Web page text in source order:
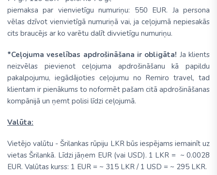
piemaksa par vienvietīgu numuriņu: 550 EUR. Ja persona
vēlas dzīvot vienvietīgā numuriņā vai, ja ceļojumā nepiesakās
cits braucējs ar ko varētu dalīt divvietīgu numuriņu.
*Ceļojuma veselības apdrošināšana ir obligāta! Ja klients
neizvēlas pievienot ceļojuma apdrošināšanu kā papildu
pakalpojumu, iegādājoties ceļojumu no Remiro travel, tad
klientam ir pienākums to noformēt pašam citā apdrošināšanas
kompānijā un ņemt polisi līdzi ceļojumā.
Valūta:
Vietējo valūtu - Šrilankas rūpiju LKR būs iespējams iemainīt uz
vietas Šrilankā. Līdzi jāņem EUR (vai USD). 1 LKR = ~ 0.0028
EUR. Valūtas kurss: 1 EUR = ~ 315 LKR / 1 USD = ~ 295 LKR.